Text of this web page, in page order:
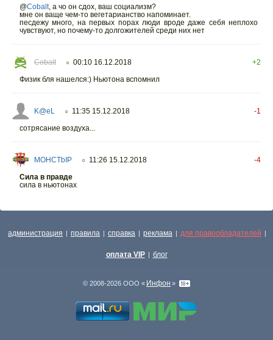
@Cobalt, а чо он сдох, ваш социализм?
мне он ваще чем-то вегетарианство напоминает.
песдежу много, на первых порах люди вроде даже себя неплохо
чувствуют, но почему-то долгожителей среди них нет
Cobalt ○ 00:10 16.12.2018
+2
Физик бля нашелся:) Ньютона вспомнил
K@eL ○ 11:35 15.12.2018
-1
сотрясание воздуха...
MOHCTbIP ○ 11:26 15.12.2018
-4
Сила в правде
сила в ньютонах
администрация | правила | справка | реклама | для правообладателей |
оплата VIP | блог
© 2008-2026 ООО « Инфон »